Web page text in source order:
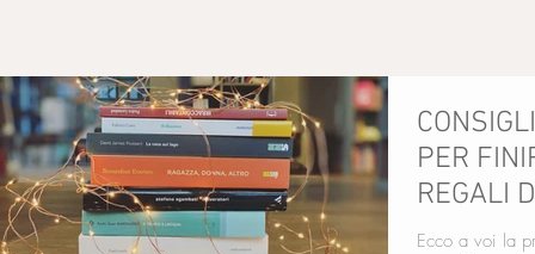
PER
REGALI
Ecco a voi la